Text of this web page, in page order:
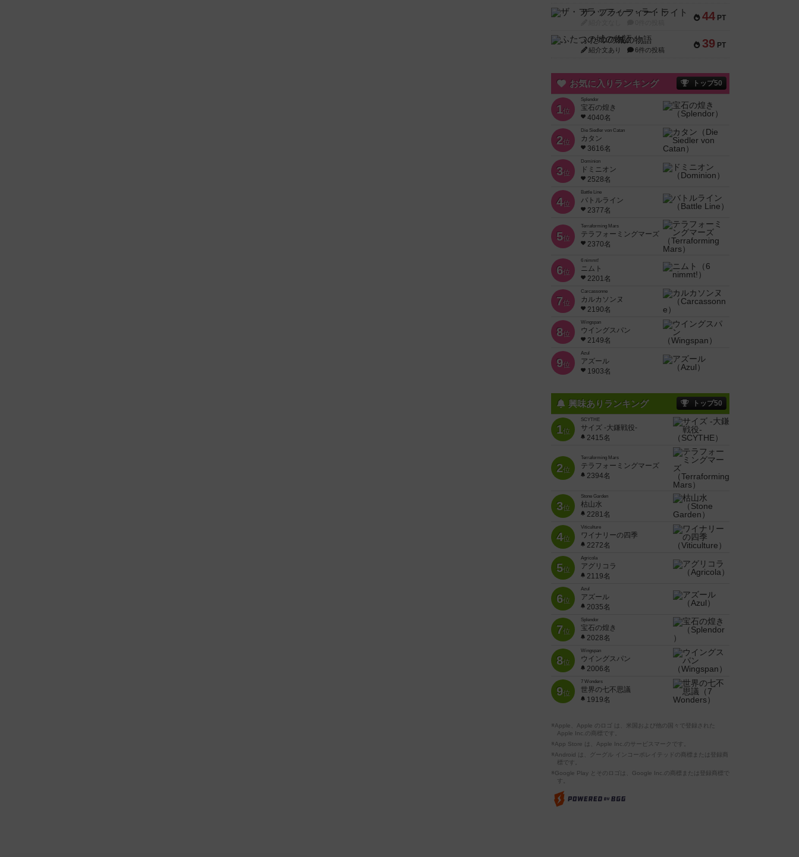
44 PT
ザ・フラッフィー・ライト
39 PT
ふたつの城の物語
紹介文あり 6件の投稿
お気に入りランキング トップ50
1位
Splendor
宝石の煌き
4040名
2位
Die Siedler von Catan
カタン
3616名
3位
Dominion
ドミニオン
2528名
4位
Battle Line
バトルライン
2377名
5位
Terraforming Mars
テラフォーミングマーズ
2370名
6位
6 nimmt!
ニムト
2201名
7位
Carcassonne
カルカソンヌ
2190名
8位
Wingspan
ウイングスパン
2149名
9位
Azul
アズール
1903名
興味ありランキング トップ50
1位
SCYTHE
サイズ -大鎌戦役-
2415名
2位
Terraforming Mars
テラフォーミングマーズ
2394名
3位
Stone Garden
枯山水
2281名
4位
Viticulture
ワイナリーの四季
2272名
5位
Agricola
アグリコラ
2119名
6位
Azul
アズール
2035名
7位
Splendor
宝石の煌き
2028名
8位
Wingspan
ウイングスパン
2006名
9位
7 Wonders
世界の七不思議
1919名
※Apple、Apple のロゴ は、米国および他の国々で登録された
Apple Inc.の商標です。
※App Store は、Apple Inc.のサービスマークです。
※Android は、グーグル インコーポレイテッドの商標または登録商
標です。
※Google Play とそのロゴは、Google Inc.の商標または登録商標で
す。